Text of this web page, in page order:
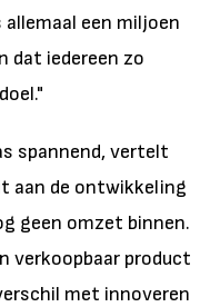
een miljoen
dat iedereen zo
spannend, vertelt
aan de ontwikkeling
geen omzet binnen.
verkoopbaar product
met innoveren